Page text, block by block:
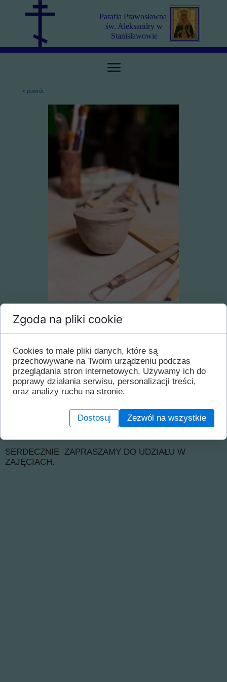
< powrót
Warsztaty ceramiczne
INFORMACJA
W dniu jutrzejszym 29.03, po Świętej Liturgii, w sali
parafialnej odbędą się warsztaty ceramiczne, zarówno
Warsztaty zostaną poprowadzone przez naszą
parafiankę, która zawodowo zajmuję się wyrobami
SERDECZNIE ZAPRASZAMY DO UDZIAŁU W
ZAJĘCIACH.
Parafia Prawosławna
św. Aleksandry w
Stanisławowie
Zgoda na pliki cookie
Cookies to małe pliki danych, które są
przechowywane na Twoim urządzeniu podczas
przeglądania stron internetowych. Używamy ich do
poprawy działania serwisu, personalizacji treści,
oraz analizy ruchu na stronie.
Dostosuj Zezwól na wszystkie